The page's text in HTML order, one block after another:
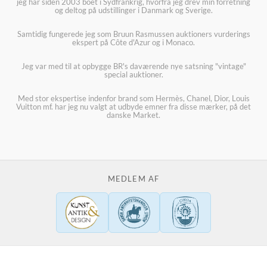
og deltog på udstillinger i Danmark og Sverige.
Samtidig fungerede jeg som Bruun Rasmussen auktioners vurderings
ekspert på Côte d'Azur og i Monaco.
Jeg var med til at opbygge BR's daværende nye satsning "vintage"
special auktioner.
Med stor ekspertise indenfor brand som Hermès, Chanel, Dior, Louis
Vuitton mf. har jeg nu valgt at udbyde emner fra disse mærker, på det
danske Market.
MEDLEM AF